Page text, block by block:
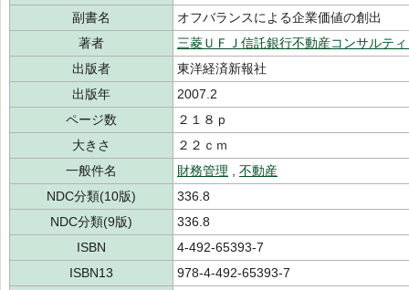
副書名
オフバランスによる企業価値の創出
著者
三菱ＵＦＪ信託銀行不動産コンサルテ
出版者
東洋経済新報社
出版年
2007.2
ページ数
２１８ｐ
大きさ
２２ｃｍ
一般件名
財務管理
不動産
NDC分類(10版)
336.8
NDC分類(9版)
336.8
ISBN
4-492-65393-7
ISBN13
978-4-492-65393-7